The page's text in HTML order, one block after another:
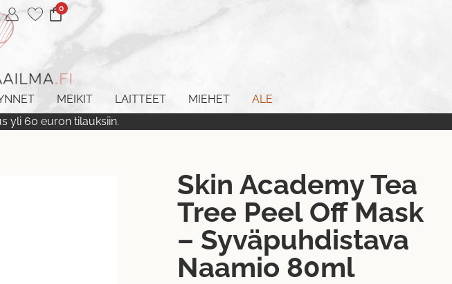
0
MEIKIT LAITTEET MIEHET
ALE
yli 60 euron tilauksiin.
Skin Academy Tea
Tree Peel Off Mask
– Syväpuhdistava
Naamio 80ml